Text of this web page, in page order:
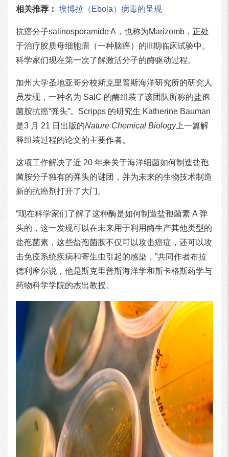
相关推荐： 埃博拉（Ebola）病毒的呈现
抗癌分子salinosporamide A，也称为Marizomb，正处
于治疗胶质母细胞瘤（一种脑癌）的III期临床试验中。
科学家们现在第一次了解激活分子的酶驱动过程。
加州大学圣地亚哥分校斯克里普斯海洋研究所的研究人
员发现，一种名为 SalC 的酶组装了该团队所称的盐孢
菌胺抗癌“弹头”。Scripps 的研究生 Katherine Bauman
是3 月 21 日出版的Nature Chemical Biology上一篇解
释组装过程的论文的主要作者。
这项工作解决了近 20 年来关于海洋细菌如何制造盐孢
菌胺分子独有的弹头的谜团，并为未来的生物技术制造
新的抗癌剂打开了大门。
“现在科学家们了解了这种酶是如何制造盐孢菌素 A 弹
头的，这一发现可以在未来用于利用酶生产其他类型的
盐孢菌素，这些盐孢菌胺不仅可以攻击癌症，还可以攻
击免疫系统疾病和寄生虫引起的感染，”共同作者布拉
德利摩尔说，他是斯克里普斯海洋学和斯卡格斯药学与
药物科学学院的杰出教授。